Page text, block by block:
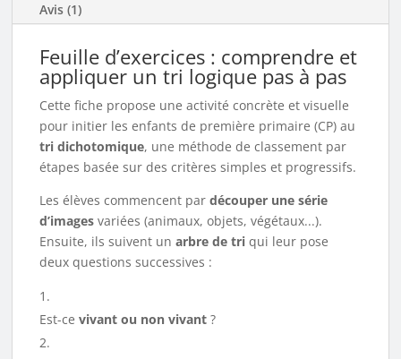
Avis (1)
Feuille d’exercices : comprendre et
appliquer un tri logique pas à pas
Cette fiche propose une activité concrète et visuelle
pour initier les enfants de première primaire (CP) au
tri dichotomique, une méthode de classement par
étapes basée sur des critères simples et progressifs.
Les élèves commencent pardécouper une série
d’images variées (animaux, objets, végétaux...).
Ensuite, ils suivent unarbre de tri qui leur pose
deux questions successives :
Est-cevivant ou non vivant ?